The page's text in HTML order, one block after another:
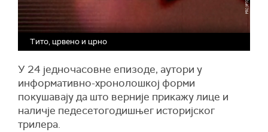
Тито, црвено и црно
У 24 једночасовне епизоде, аутори у
информативно-хронолошкој форми
покушавају да што верније прикажу лице и
наличје педесетогодишњег историјског
трилера.